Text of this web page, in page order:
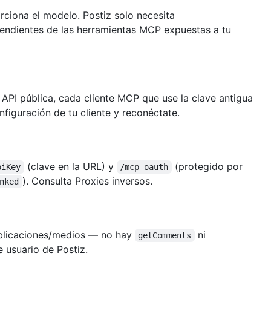
el modelo. Postiz solo necesita
de las herramientas MCP expuestas a tu
pública, cada cliente MCP que use la clave antigua
de tu cliente y reconéctate.
(clave en la URL) y /mcp-oauth
(protegido por
). Consulta Proxies inversos.
medios — no hay getComments ni
usuario de Postiz.